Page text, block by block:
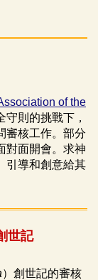
of the
則的挑戰下，
審核工作。部分
對面開會。求神
引導和創意給其
世記
）創世記的審核